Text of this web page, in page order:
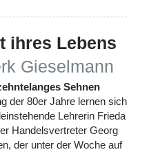
ihres Lebens
Gieselmann
Sehnen
der 80er Jahre lernen sich
Lehrerin Frieda
Handelsvertreter Georg
der unter der Woche auf